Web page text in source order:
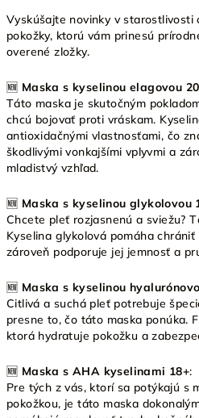
Vyskúšajte novinky v starostlivosti
pokožky, ktorú vám prinesú
overené zložky.
🆕 Maska s kyselinou elagovou
Táto maska je skutočným
chcú bojovať proti vráskam.
antioxidačnými vlastnosťami, čo
škodlivými vonkajšími vplyvmi a
mladistvý vzhľad.
🆕 Maska s kyselinou glykolovou
Chcete pleť rozjasnenú a sviežu?
Kyselina glykolová pomáha
zároveň podporuje jej jemnosť a
🆕 Maska s kyselinou
Citlivá a suchá pleť potrebuje
presne to, čo táto maska ponúka.
ktorá hydratuje pokožku a
🆕 Maska s AHA kyselinami 18+:
Pre tých z vás, ktorí sa potýkajú s
pokožkou, je táto maska